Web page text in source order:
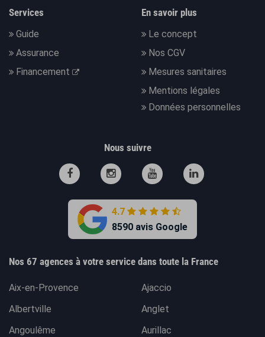
Services
Guide
Assurance
Financement
En savoir plus
Le concept
Nos CGV
Mesures sanitaires
Mentions légales
Données personnelles
Nous suivre
4.7
8590 avis Google
Nos 67 agences à votre service dans toute la France
Aix-en-Provence
Ajaccio
Albertville
Anglet
Angoulême
Aurillac